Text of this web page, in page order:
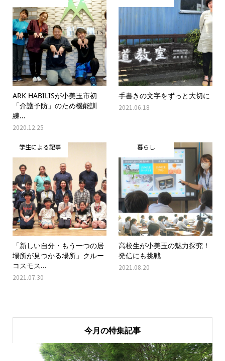
ARK HABILISが小美玉市初
「介護予防」のため機能訓
練...
2020.12.25
手書きの文字をずっと大切に
2021.06.18
学生による記事
「新しい自分・もう一つの居
場所が見つかる場所」クルー
コスモス...
2021.07.30
暮らし
高校生が小美玉の魅力探究！
発信にも挑戦
2021.08.20
今月の特集記事